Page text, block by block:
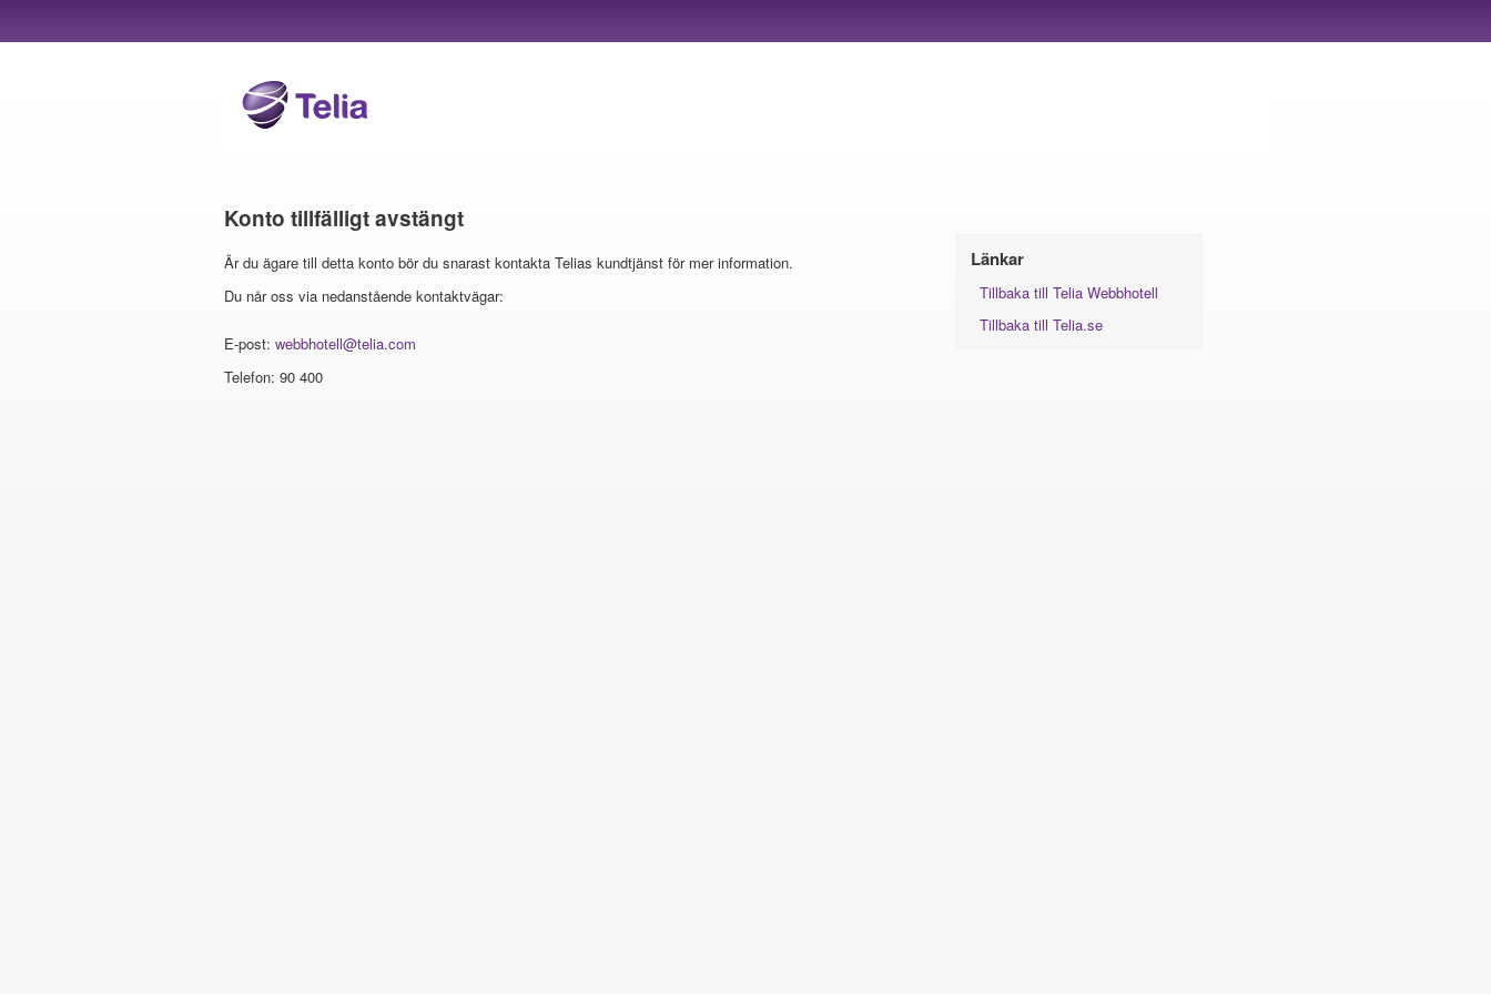
Konto tillfälligt avstängt
Är du ägare till detta konto bör du snarast kontakta Telias kundtjänst för mer information.
Du når oss via nedanstående kontaktvägar:
E-post: webbhotell@telia.com
Telefon: 90 400
Länkar
Tillbaka till Telia Webbhotell
Tillbaka till Telia.se